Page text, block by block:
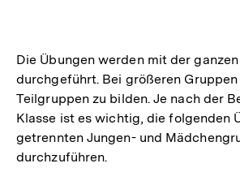
Die Übungen werden mit der
durchgeführt. Bei größeren
Teilgruppen zu bilden. Je nach der
Klasse ist es wichtig, die folgenden
getrennten Jungen- und
durchzuführen.